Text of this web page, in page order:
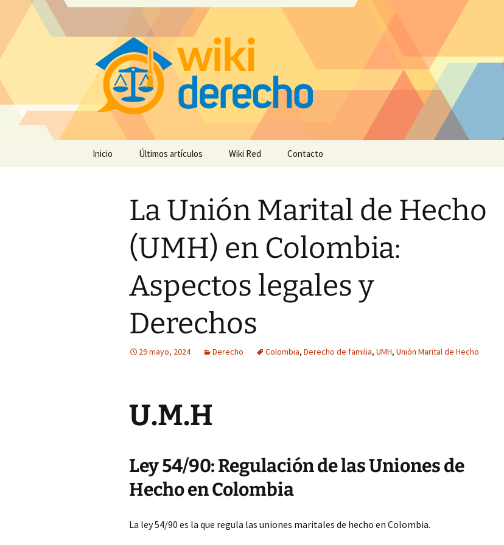
Inicio Últimos artículos Wiki Red Contacto
La Unión Marital de Hecho
(UMH) en Colombia:
Aspectos legales y
Derechos
29 mayo, 2024 Derecho Colombia, Derecho de familia, UMH, Unión Marital de Hecho
U.M.H
Ley 54/90: Regulación de las Uniones de
Hecho en Colombia
La ley 54/90 es la que regula las uniones maritales de hecho en Colombia.